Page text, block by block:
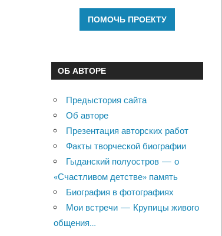
ОБ АВТОРЕ
Предыстория сайта
Об авторе
Презентация авторских работ
Факты творческой биографии
Гыданский полуостров — о
«Счастливом детстве» память
Биография в фотографиях
Мои встречи — Крупицы живого
общения…